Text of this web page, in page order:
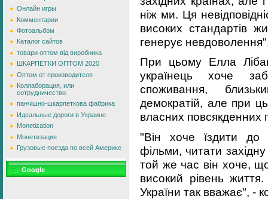
Онлайн игры
Комментарии
Фотоальбом
Каталог сайтов
товари оптом від виробника
ШКАРПЕТКИ ОПТОМ 2020
Оптом от производителя
Коллаборация, или
сотрудничество
панчішно-шкарпеткова фабрика
Идеальные дороги в Украине
Monetization
Монетизация
Грузовые поезда по всей Америке
Google
ніж ми. Ця
високих стандартів
генерує
При цьому Елла
українець хоче
споживання,
демократій, але при
власних
"Він хоче їздити до
фільми, читати
той же час він хоче,
високий рівень
України так вважає", -